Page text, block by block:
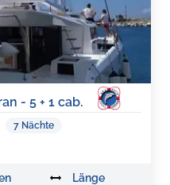
- 5 + 1 cab.
7 Nächte
Länge